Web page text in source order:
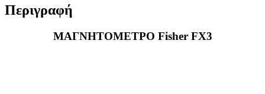
Περιγραφή
ΜΑΓΝΗΤΟΜΕΤΡΟ Fisher FX3